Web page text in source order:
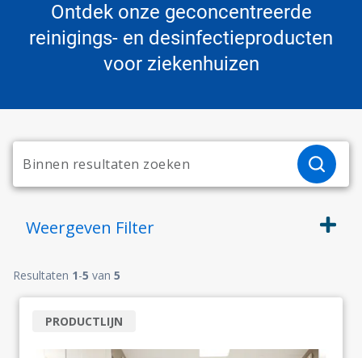
Ontdek onze geconcentreerde
reinigings- en desinfectieproducten
voor ziekenhuizen
Weergeven Filter
Resultaten 1-5 van 5
PRODUCTLIJN